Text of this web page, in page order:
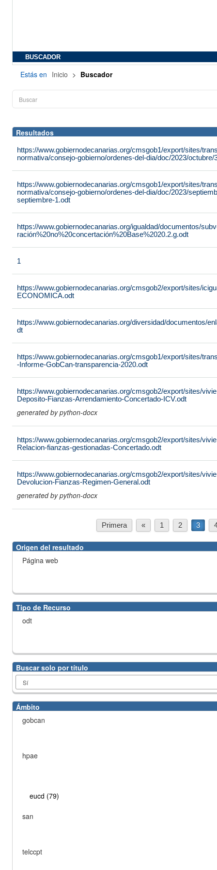
BUSCADOR
Estás en Inicio > Buscador
Resultados
https://www.gobiernodecanarias.org/cmsgob1/export/sites/
normativa/consejo-gobierno/ordenes-del-dia/doc/2023/
https://www.gobiernodecanarias.org/cmsgob1/export/sites/
normativa/consejo-gobierno/ordenes-del-dia/doc/2023/
septiembre-1.odt
https://www.gobiernodecanarias.org/igualdad/documentos/
ración%20no%20concertación%20Base%2020.2.g.odt
1
https://www.gobiernodecanarias.org/cmsgob2/export/sites/
ECONOMICA.odt
https://www.gobiernodecanarias.org/diversidad/documentos/
dt
https://www.gobiernodecanarias.org/cmsgob1/export/sites/
-Informe-GobCan-transparencia-2020.odt
https://www.gobiernodecanarias.org/cmsgob2/export/sites/
Deposito-Fianzas-Arrendamiento-Concertado-ICV.odt
generated by python-docx
https://www.gobiernodecanarias.org/cmsgob2/export/sites/
Relacion-fianzas-gestionadas-Concertado.odt
https://www.gobiernodecanarias.org/cmsgob2/export/sites/
Devolucion-Fianzas-Regimen-General.odt
generated by python-docx
Primera « 1 2 3
Origen del resultado
Página web
Tipo de Recurso
odt
Buscar solo por título
Ámbito
gobcan
hpae
eucd (79)
san
telccpt